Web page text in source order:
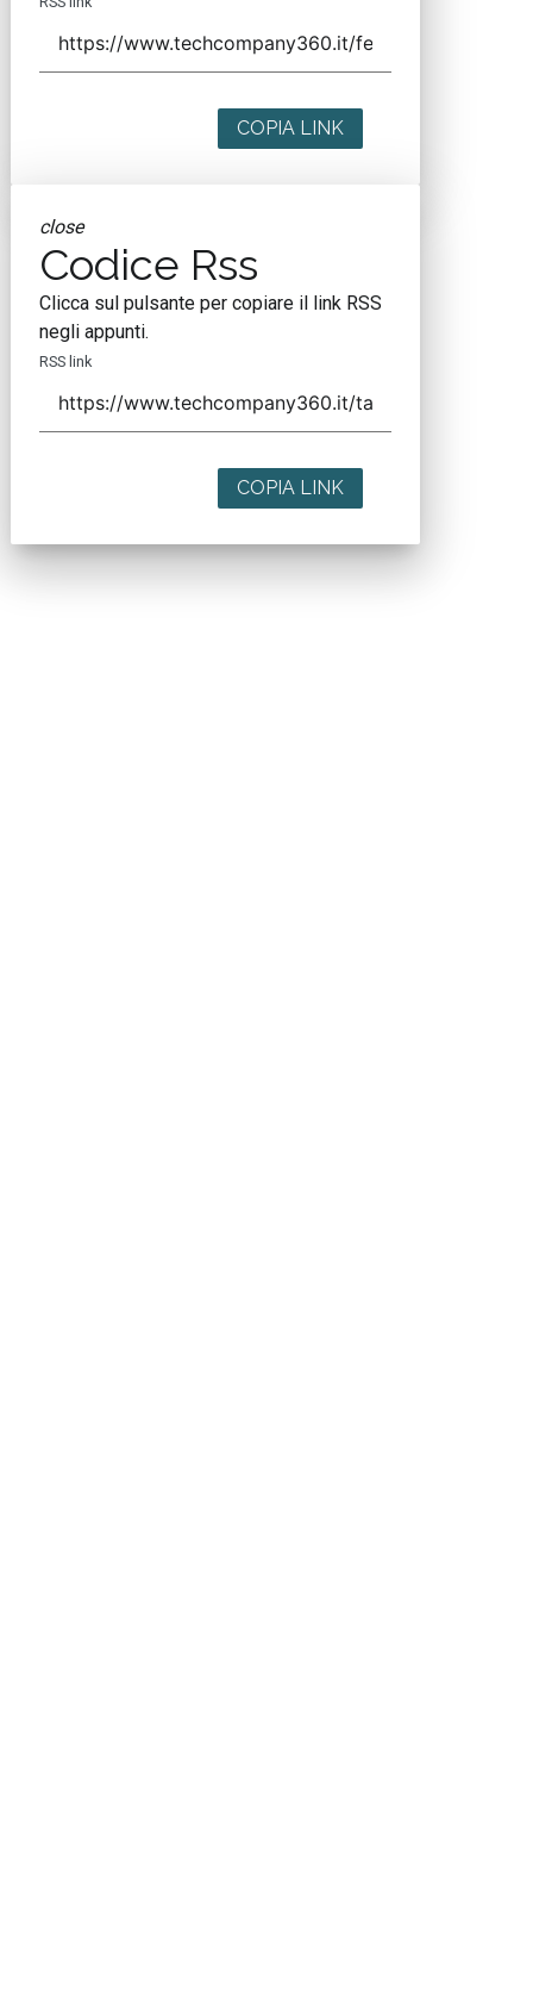
COPIA LINK
close
Codice Rss
Clicca sul pulsante per copiare il link RSS
negli appunti.
RSS link
COPIA LINK